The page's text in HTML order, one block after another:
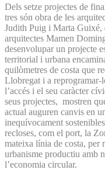
Dels setze projectes de
tres són obra de les
Judith Puig i Marta Guixé,
arquitectes Mamen
desenvolupar un projecte
territorial i urbana
quilòmetres de costa que
Llobregat i a reprogramar-
l’accés i el seu caràcter
seus projectes, mostren
actual auguren canvis en
inequívocament
recloses, com el port, la
mateixa línia de costa, per
urbanisme productiu amb
l’economia circular.